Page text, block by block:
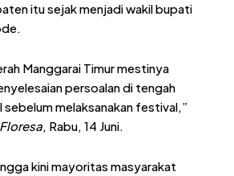
itu sejak menjadi wakil bupati
Manggarai Timur mestinya
persoalan di tengah
melaksanakan festival,”
Floresa , Rabu, 14 Juni.
kini mayoritas masyarakat